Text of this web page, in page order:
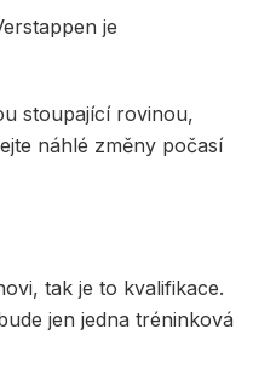
je
stoupající rovinou,
náhlé změny počasí
tak je to kvalifikace.
jen jedna tréninková